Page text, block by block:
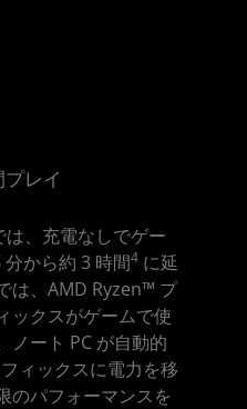
レイ
、充電なしでゲー
から約 3 時間4 に延
は、AMD Ryzen™ プ
ックスがゲームで使
ノート PC が自動的
ィックスに電力を移
のパフォーマンスを